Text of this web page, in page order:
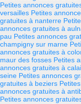
Petites annonces
versailles Petites
gratuites à nanterre
annonces gratuites à
pau Petites annonces
champigny sur marne
annonces gratuites à
maur des fosses Petites
annonces gratuites à
seine Petites annonces
gratuites à beziers
annonces gratuites à
Petites annonces